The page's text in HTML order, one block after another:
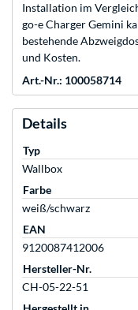
Installation im
go-e Charger Gemini
bestehende
und Kosten.
Art.-Nr.: 100058714
Details
Typ
Wallbox
Farbe
weiß/schwarz
EAN
9120087412006
Hersteller-Nr.
CH-05-22-51